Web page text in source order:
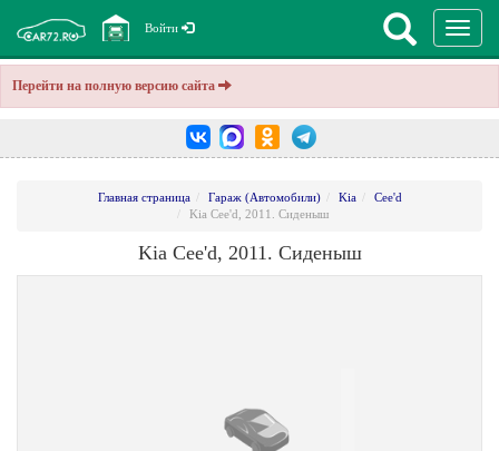
Перейти на полную версию сайта
Войти
Главная страница Гараж (Автомобили) Kia
Cee'd
Kia Cee'd, 2011. Сиденыш
Kia Cee'd, 2011. Сиденыш